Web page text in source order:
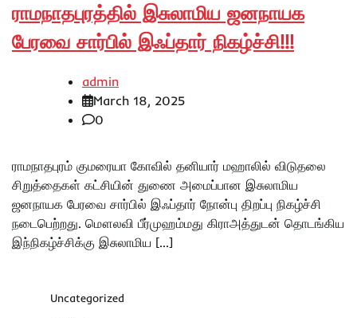
ராமநாதபுரத்தில் இசுலாமிய ஜனநாயக
பேரவை சார்பில் இஃப்தார் நிகழ்ச்சி!!!
admin
March 18, 2025
0
ராமநாதபுரம் குமரையா கோவில் தனியார் மஹாலில் விடுதலை
சிறுத்தைகள் கட்சியின் துணை அமைப்பான இசுலாமிய
ஜனநாயக பேரவை சார்பில் இஃப்தார் நோன்பு திறப்பு நிகழ்ச்சி
நடைபெற்றது. மௌலவி பீர்முஹம்மது கிராஅத்துடன் தொடங்கிய
இந்நிகழ்ச்சிக்கு இசுலாமிய […]
Uncategorized